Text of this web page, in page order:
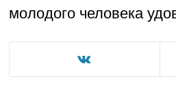
молодого человека